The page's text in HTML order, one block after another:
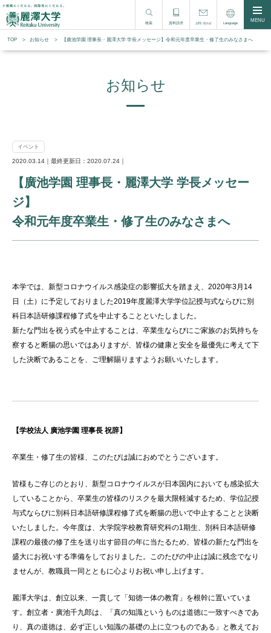
検索 資料請求 お問い合わせ Language MENU
TOP お知らせ 【廣池学園 理事長・麗澤大学 学長メッセージ】令和元年度卒業生・修了生のみなさまへ
お知らせ
イベント
2020.03.14｜最終更新日：2020.07.24｜
【廣池学園 理事長・麗澤大学 学長メッセー
ジ】
令和元年度卒業生・修了生のみなさまへ
本学では、新型コロナウイルス感染症の影響拡大を踏まえ、2020年3月14
日（土）に予定しておりました2019年度麗澤大学学位記授与式ならびに別
科日本語研修課程修了式を中止することといたしました。
新たな門出を祝う式を中止することは、卒業生ならびにご家族のお気持ちを
察すると断腸の思いではありますが、皆様の健康と安全を最優先に考えて下
した決断であることを、ご理解賜りますようお願いいたします。
【学校法人 廣池学園 理事長 祝辞】
卒業生・修了生の皆様、このたびは誠におめでとうございます。
皆様もご存じのとおり、新型コロナウイルスが日本国内においても感染拡大
していることから、卒業生の皆様のリスクを最大限軽減するため、学位記授
与式ならびに別科日本語研修課程修了式を断腸の思いで中止することと決断
いたしました。今年度は、大学院学校教育研究科の1期生、別科日本語研修
課程の最後の修了生を送り出す節目の年に当たるため、皆様の新たな門出を
盛大にお祝いする準備をしておりました。このたびの中止は誠に残念でなり
ませんが、教職員一同とともに心よりお祝い申し上げます。
麗澤大学は、創立以来、一貫して「知徳一体の教育」を根幹に置いていま
す。創立者・廣池千九郎は、「真の知識というものは道徳に一致すべきであ
り、真の道徳は、必ず正しい知識の基礎の上に立つものである」と教えてお